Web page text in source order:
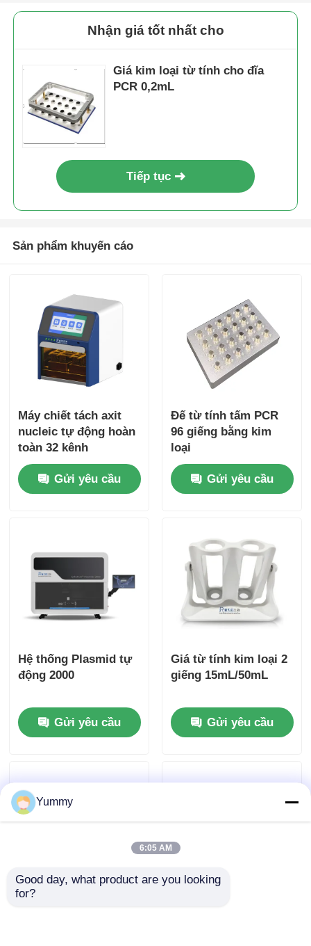
Kiểm soát chất lượng
Liên hệ với chúng tôi
Tin tức
Bộ tách chiết DNA / RNA
Hạt từ tính NGS
tinh sạch protein bằng hạt từ tính
Các hạt nam châm hoạt động trên bề mặt
Nhận giá tốt nhất cho
Giá kim loại từ tính cho đĩa
PCR 0,2mL
Tiếp tục
Sản phẩm khuyến cáo
Máy chiết tách axit
nucleic tự động hoàn
toàn 32 kênh
Gửi yêu cầu
Đế từ tính tấm PCR
96 giếng bằng kim
loại
Gửi yêu cầu
Hệ thống Plasmid tự
động 2000
Gửi yêu cầu
Giá từ tính kim loại 2
giếng 15mL/50mL
Gửi yêu cầu
Yummy
6:05 AM
Good day, what product are you looking
for?